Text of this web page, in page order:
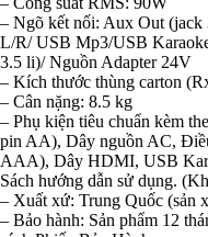
– Ngõ kết nối: Aux Out
L/R/ USB Mp3/USB
3.5 li)/ Nguồn Adapter 24V
– Kích thước thùng carton
– Cân nặng: 8.5 kg
– Phụ kiện tiêu chuẩn kèm
pin AA), Dây nguồn AC,
AAA), Dây HDMI, USB
Sách hướng dẫn sử dụng.
– Xuất xứ: Trung Quốc (sản
– Bảo hành: Sản phẩm 12